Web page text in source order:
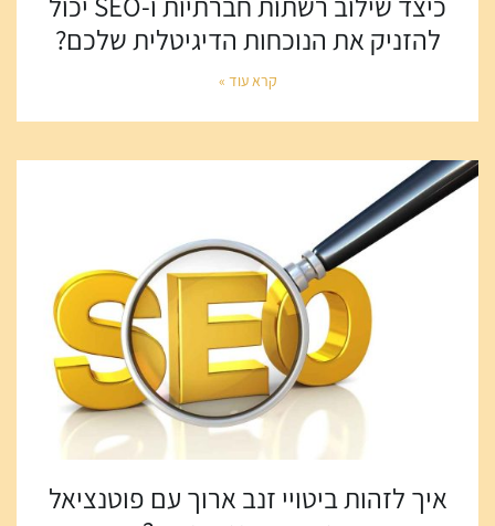
להזניק את הנוכחות הדיגיטלית שלכם?
קרא עוד »
איך לזהות ביטויי זנב ארוך עם פוטנציאל